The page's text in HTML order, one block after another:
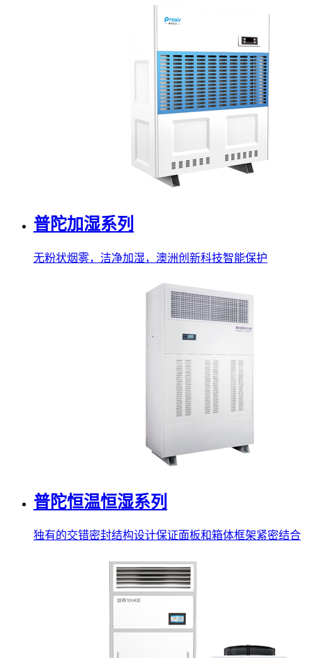
普陀加湿系列
无粉状烟雾，洁净加湿，澳洲创新科技智能保护
普陀恒温恒湿系列
独有的交错密封结构设计保证面板和箱体框架紧密结合